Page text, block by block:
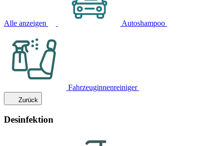
Alle anzeigen Autoshampoo
Fahrzeuginnenreiniger
Zurück
Desinfektion